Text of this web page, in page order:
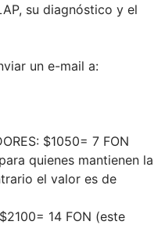
su diagnóstico y el
un e-mail a:
$1050= 7 FON
quienes mantienen la
el valor es de
$2100= 14 FON (este